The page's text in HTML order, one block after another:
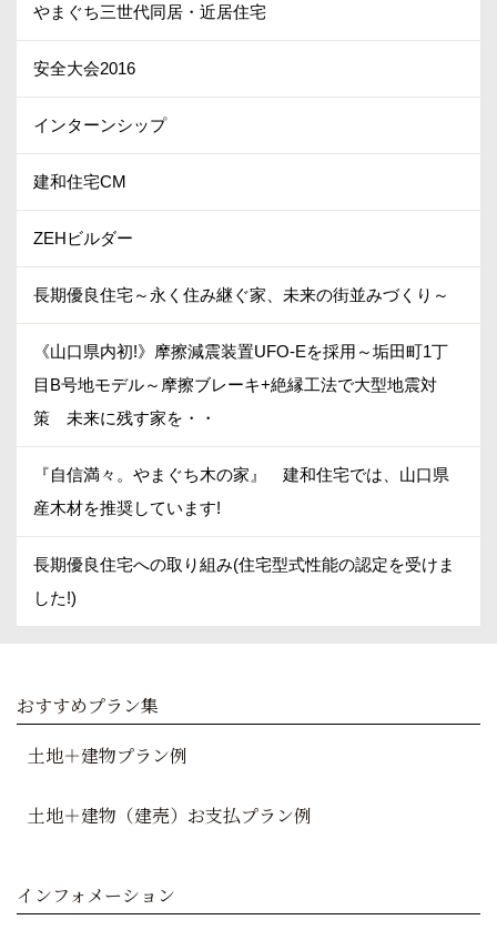
やまぐち三世代同居・近居住宅
安全大会2016
インターンシップ
建和住宅CM
ZEHビルダー
長期優良住宅～永く住み継ぐ家、未来の街並みづくり～
《山口県内初!》摩擦減震装置UFO-Eを採用～垢田町1丁
目B号地モデル～摩擦ブレーキ+絶縁工法で大型地震対
策 未来に残す家を・・
『自信満々。やまぐち木の家』 建和住宅では、山口県
産木材を推奨しています!
長期優良住宅への取り組み(住宅型式性能の認定を受けま
した!)
おすすめプラン集
土地＋建物プラン例
土地＋建物（建売）お支払プラン例
インフォメーション